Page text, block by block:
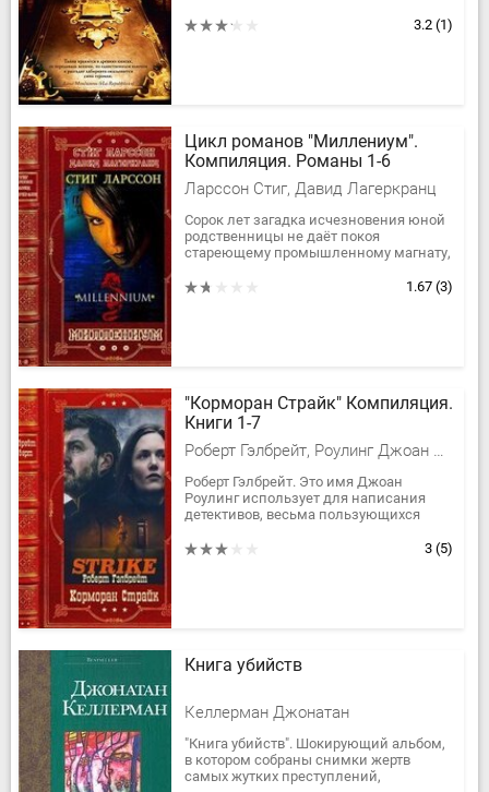
галерее. Однако пребывание в
3.2 (1)
Цикл романов "Миллениум".
Компиляция. Романы 1-6
Ларссон Стиг, Давид Лагеркранц
Сорок лет загадка исчезновения юной
родственницы не даёт покоя
стареющему промышленному магнату,
своей жизни попытку — поручает1.67 (3)
"Корморан Страйк" Компиляция.
Книги 1-7
Роберт Гэлбрейт, Роулинг Джоан Кэтлин
Роберт Гэлбрейт. Это имя Джоан
Роулинг использует для написания
детективов, весьма пользующихся
Конечно изданы они не такими...
3 (5)
Книга убийств
Келлерман Джонатан
"Книга убийств". Шокирующий альбом,
в котором собраны снимки жертв
самых жутких преступлений,